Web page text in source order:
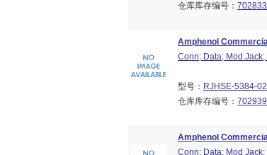
仓库库存编号：
Amphenol
Conn; Data; Mod
型号： RJHSE-5384-02
仓库库存编号：
Amphenol
Conn; Data; Mod